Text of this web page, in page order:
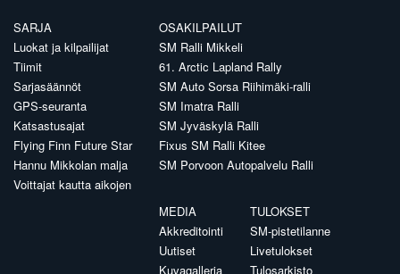
SARJA
Luokat ja kilpailijat
Tiimit
Sarjasäännöt
GPS-seuranta
Katsastusajat
Flying Finn Future Star
Hannu Mikkolan malja
Voittajat kautta aikojen
OSAKILPAILUT
SM Ralli Mikkeli
61. Arctic Lapland Rally
SM Auto Sorsa Riihimäki-ralli
SM Imatra Ralli
SM Jyväskylä Ralli
Fixus SM Ralli Kitee
SM Porvoon Autopalvelu Ralli
MEDIA
Akkreditointi
Uutiset
Kuvagalleria
TULOKSET
SM-pistetilanne
Livetulokset
Tulosarkisto